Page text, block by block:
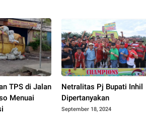
TPS di Jalan
Menuai
Netralitas Pj Bupati Inhil
Dipertanyakan
September 18, 2024